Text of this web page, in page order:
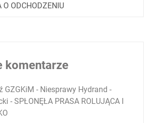
O ODCHODZENIU
komentarze
GZGKiM - Niesprawy Hydrand -
- SPŁONĘŁA PRASA ROLUJĄCA I